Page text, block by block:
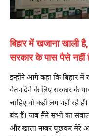
बिहार में खजाना
सरकार के पास पैसे नहीं
इन्होंने आगे कहा कि बिहार में
वेतन देने के लिए सरकार के
चाहिए वो कहीं लग नहीं रहे
बंद हैं। जब मैंने सभी का सवाल
और खाता नम्बर पूछकर मेरे